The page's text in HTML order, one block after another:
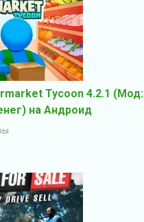
Tycoon 4.2.1 (Мод:
на Андроид